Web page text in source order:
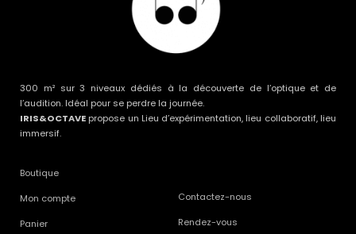
300 m² sur 3 niveaux dédiés à la découverte de l’optique et de
l’audition. Idéal pour se perdre la journée.
IRIS&OCTAVE propose un Lieu d’expérimentation, lieu collaboratif, lieu
immersif.
Boutique
Mon compte
Panier
Contactez-nous
Rendez-vous